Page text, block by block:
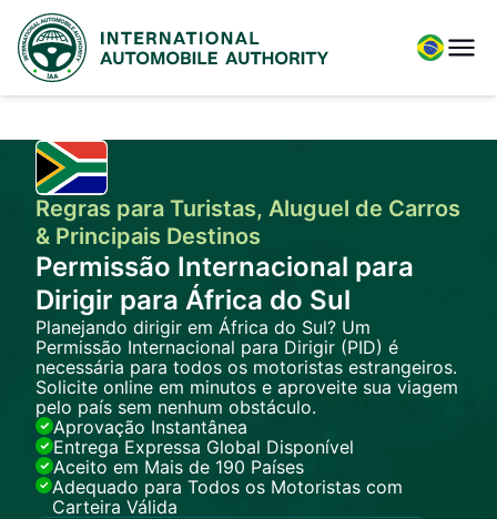
Regras para Turistas, Aluguel de Carros
& Principais Destinos
Permissão Internacional para
Dirigir para África do Sul
Planejando dirigir em África do Sul? Um
Permissão Internacional para Dirigir (PID) é
necessária para todos os motoristas estrangeiros.
Solicite online em minutos e aproveite sua viagem
pelo país sem nenhum obstáculo.
Aprovação Instantânea
Entrega Expressa Global Disponível
Aceito em Mais de 190 Países
Adequado para Todos os Motoristas com
Carteira Válida